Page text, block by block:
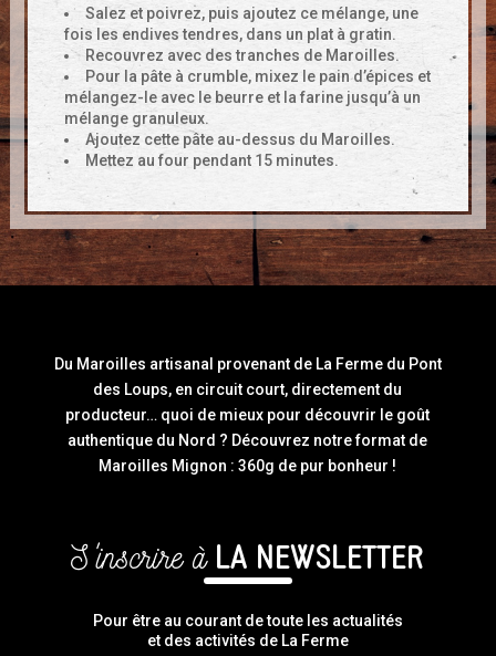
Salez et poivrez, puis ajoutez ce mélange, une
fois les endives tendres, dans un plat à gratin.
Recouvrez avec des tranches de Maroilles.
Pour la pâte à crumble, mixez le pain d’épices et
mélangez-le avec le beurre et la farine jusqu’à un
mélange granuleux.
Ajoutez cette pâte au-dessus du Maroilles.
Mettez au four pendant 15 minutes.
Du Maroilles artisanal provenant de La Ferme du Pont
des Loups, en circuit court, directement du
producteur… quoi de mieux pour découvrir le goût
authentique du Nord ? Découvrez notre format de
Maroilles Mignon : 360g de pur bonheur !
S'inscrire à LA NEWSLETTER
Pour être au courant de toute les actualités
et des activités de La Ferme